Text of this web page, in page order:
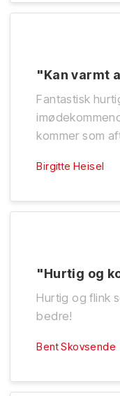
"Kan varmt
Fantastisk
kommer som
Birgitte Heisel
"Hurtig og
Hurtig og flink
bedre!
Bent Skovsende